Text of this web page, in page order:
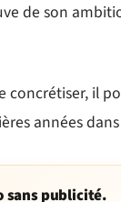
de son
concrétiser, il
années
sans publicité.